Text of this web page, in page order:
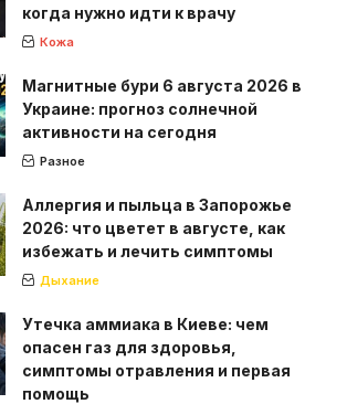
когда нужно идти к врачу
Кожа
Магнитные бури 6 августа 2026 в
Украине: прогноз солнечной
активности на сегодня
Разное
Аллергия и пыльца в Запорожье
2026: что цветет в августе, как
избежать и лечить симптомы
Дыхание
Утечка аммиака в Киеве: чем
опасен газ для здоровья,
симптомы отравления и первая
помощь